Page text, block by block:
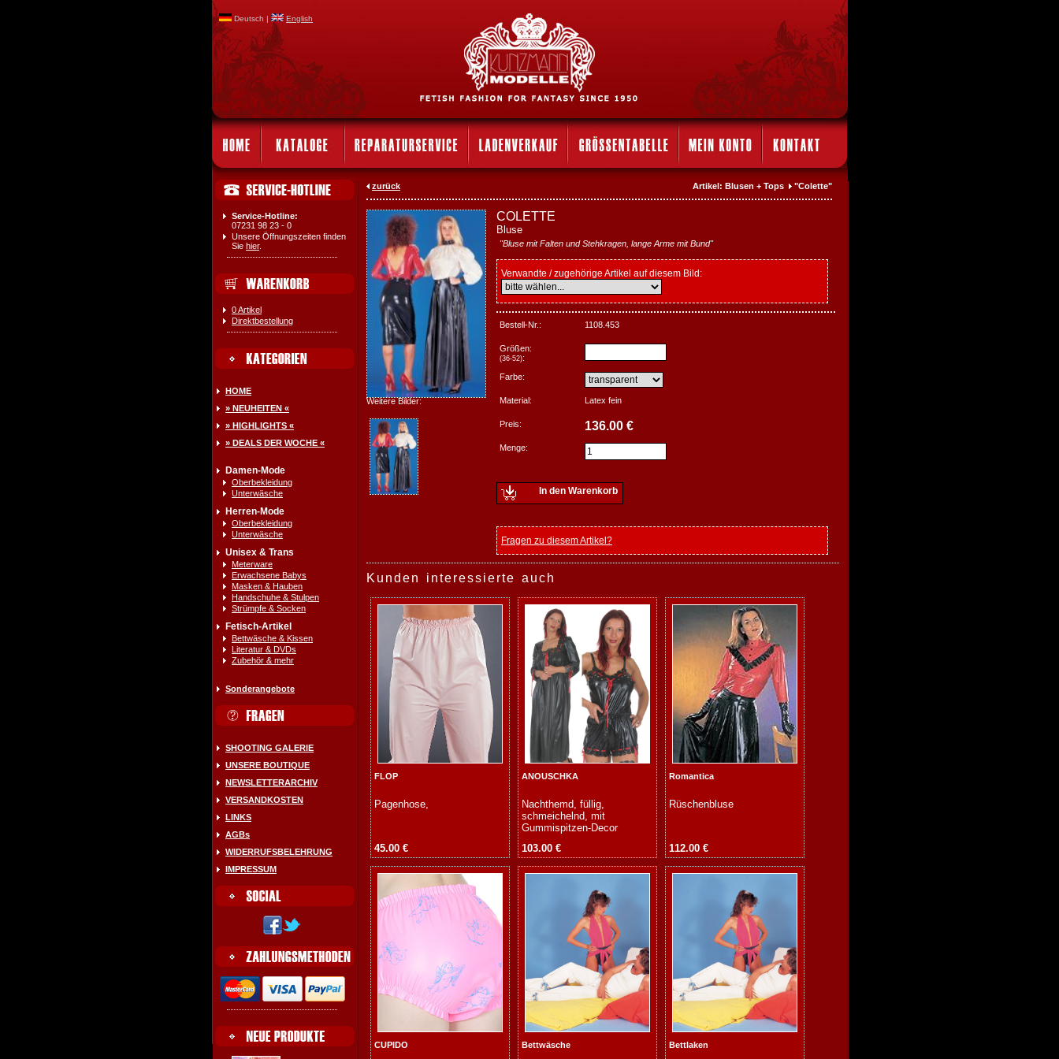
Deutsch | English
Service-Hotline:
07231 98 23 - 0
Unsere Öffnungszeiten finden
Sie hier.
0 Artikel
Direktbestellung
HOME
» NEUHEITEN «
» HIGHLIGHTS «
» DEALS DER WOCHE «
Damen-Mode
Oberbekleidung
Unterwäsche
Herren-Mode
Oberbekleidung
Unterwäsche
Unisex & Trans
Meterware
Erwachsene Babys
Masken & Hauben
Handschuhe & Stulpen
Strümpfe & Socken
Fetisch-Artikel
Bettwäsche & Kissen
Literatur & DVDs
Zubehör & mehr
Sonderangebote
SHOOTING GALERIE
UNSERE BOUTIQUE
NEWSLETTERARCHIV
VERSANDKOSTEN
LINKS
AGBs
WIDERRUFSBELEHRUNG
IMPRESSUM
zurück Artikel: Blusen + Tops "Colette"
Weitere Bilder:
COLETTE
Bluse
"Bluse mit Falten und Stehkragen, lange Arme mit Bund"
Verwandte / zugehörige Artikel auf diesem Bild:
Bestell-Nr.: 1108.453
Größen:
(36-52):
Farbe:
Material: Latex fein
Preis: 136.00 €
Menge:
In den Warenkorb
Fragen zu diesem Artikel?
Kunden interessierte auch
FLOP
Pagenhose,
45.00 €
ANOUSCHKA
Nachthemd, füllig,
schmeichelnd, mit
Gummispitzen-Decor
103.00 €
Romantica
Rüschenbluse
112.00 €
CUPIDO Bettwäsche Bettlaken